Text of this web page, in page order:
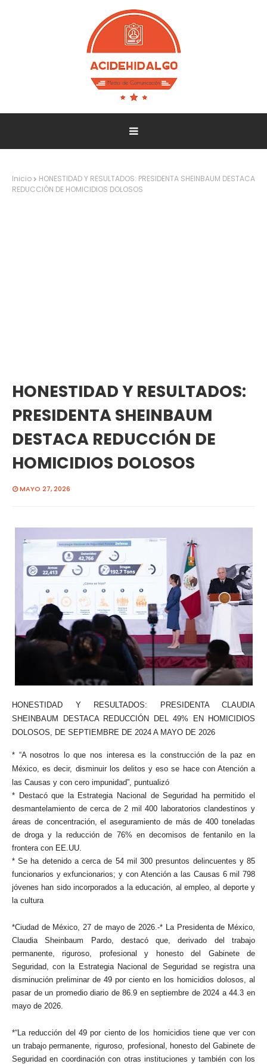
Inicio
HONESTIDAD Y RESULTADOS: PRESIDENTA SHEINBAUM DESTACA
REDUCCIÓN DE HOMICIDIOS DOLOSOS
HONESTIDAD Y RESULTADOS:
PRESIDENTA SHEINBAUM
DESTACA REDUCCIÓN DE
HOMICIDIOS DOLOSOS
MAYO 27, 2026
HONESTIDAD Y RESULTADOS: PRESIDENTA CLAUDIA
SHEINBAUM DESTACA REDUCCIÓN DEL 49% EN HOMICIDIOS
DOLOSOS, DE SEPTIEMBRE DE 2024 A MAYO DE 2026
* “A nosotros lo que nos interesa es la construcción de la paz en
México, es decir, disminuir los delitos y eso se hace con Atención a
las Causas y con cero impunidad”, puntualizó
* Destacó que la Estrategia Nacional de Seguridad ha permitido el
desmantelamiento de cerca de 2 mil 400 laboratorios clandestinos y
áreas de concentración, el aseguramiento de más de 400 toneladas
de droga y la reducción de 76% en decomisos de fentanilo en la
frontera con EE.UU.
* Se ha detenido a cerca de 54 mil 300 presuntos delincuentes y 85
funcionarios y exfuncionarios; y con Atención a las Causas 6 mil 798
jóvenes han sido incorporados a la educación, al empleo, al deporte y
la cultura
*Ciudad de México, 27 de mayo de 2026.-* La Presidenta de México,
Claudia Sheinbaum Pardo, destacó que, derivado del trabajo
permanente, riguroso, profesional y honesto del Gabinete de
Seguridad, con la Estrategia Nacional de Seguridad se registra una
disminución preliminar de 49 por ciento en los homicidios dolosos, al
pasar de un promedio diario de 86.9 en septiembre de 2024 a 44.3 en
mayo de 2026.
*“La reducción del 49 por ciento de los homicidios tiene que ver con
un trabajo permanente, riguroso, profesional, honesto del Gabinete de
Seguridad en coordinación con otras instituciones y también con los